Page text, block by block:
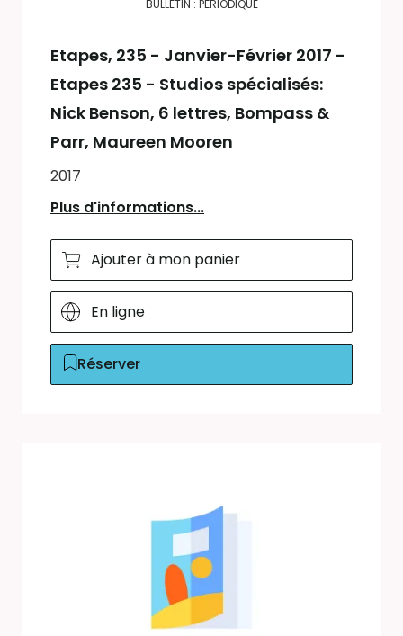
BULLETIN : PÉRIODIQUE
Etapes, 235 - Janvier-Février 2017 -
Etapes 235 - Studios spécialisés:
Nick Benson, 6 lettres, Bompass &
Parr, Maureen Mooren
2017
Plus d'informations...
Ajouter à mon panier
En ligne
Réserver